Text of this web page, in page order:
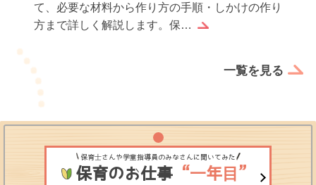
方へお礼状を書くのは感謝の気持ちを伝えるだけ
でなく、実習生としての誠…
一覧を見る
保育士さんや学童指導員のみなさんに聞いてみた
保育のお仕事“一年目”